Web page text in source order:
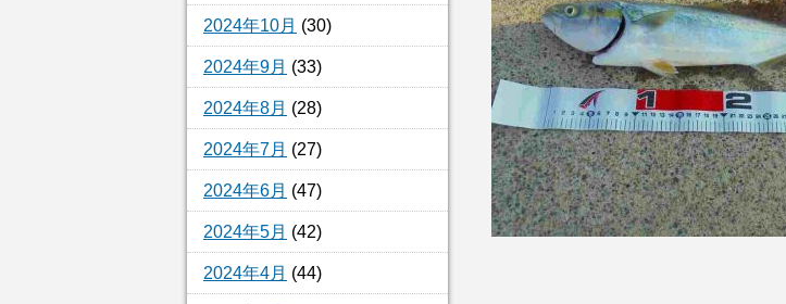
2024年10月 (30)
2024年9月 (33)
2024年8月 (28)
2024年7月 (27)
2024年6月 (47)
2024年5月 (42)
2024年4月 (44)